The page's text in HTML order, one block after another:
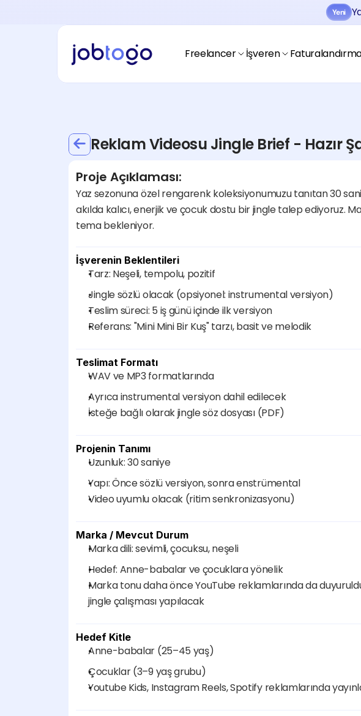
Yeni
Freelancer İşveren
Nasıl başlayacağım?
Hikayemiz
Jobtogo kimdir?
Fiyatlandırma
Nasıl çalışır?
Fiyatlandırma
Nasıl çalışır?
Avantajları nedir?
Blogtogo
Ödeme Alma
Yasal uyumluluk nedir?
Ödeme Alma
İşverenim nasıl ödeme yapmalıyım?
Fiyatlandırma
Reklam Videosu Jingle Brief - Hazır
Proje Açıklaması:
Yaz sezonuna özel rengarenk koleksiyonumuzu tanıtan 30
akılda kalıcı, enerjik ve çocuk dostu bir jingle talep ediyoruz.
tema bekleniyor.
İşverenin Beklentileri
Tarz: Neşeli, tempolu, pozitif
Jingle sözlü olacak (opsiyonel: instrumental versiyon)
Teslim süreci: 5 iş günü içinde ilk versiyon
Referans: "Mini Mini Bir Kuş" tarzı, basit ve melodik
Teslimat Formatı
WAV ve MP3 formatlarında
Ayrıca instrumental versiyon dahil edilecek
İsteğe bağlı olarak jingle söz dosyası (PDF)
Projenin Tanımı
Uzunluk: 30 saniye
Yapı: Önce sözlü versiyon, sonra enstrümental
Video uyumlu olacak (ritim senkronizasyonu)
Marka / Mevcut Durum
Marka dili: sevimli, çocuksu, neşeli
Hedef: Anne-babalar ve çocuklara yönelik
Marka tonu daha önce YouTube reklamlarında da
jingle çalışması yapılacak
Hedef Kitle
Anne-babalar (25–45 yaş)
Çocuklar (3–9 yaş grubu)
Youtube Kids, Instagram Reels, Spotify reklamlarında